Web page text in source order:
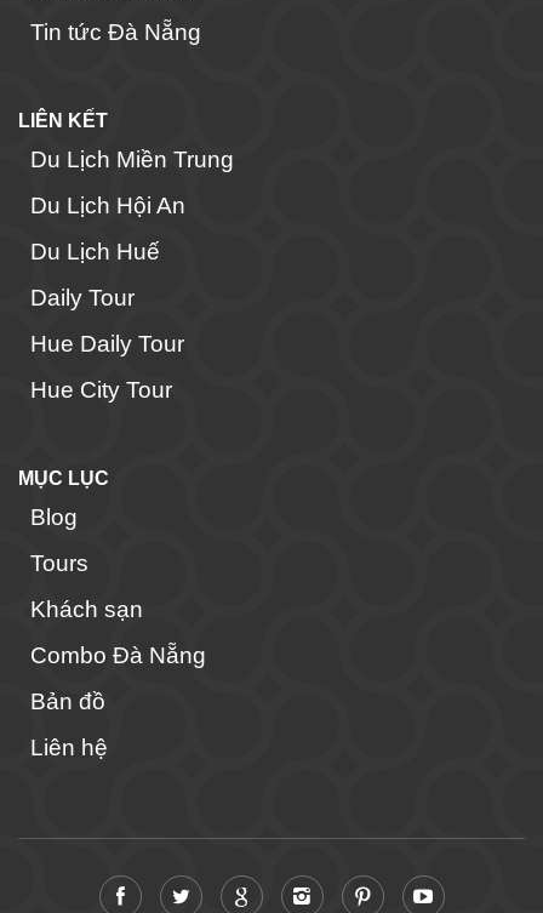
Tin tức Đà Nẵng
LIÊN KẾT
Du Lịch Miền Trung
Du Lịch Hội An
Du Lịch Huế
Daily Tour
Hue Daily Tour
Hue City Tour
MỤC LỤC
Blog
Tours
Khách sạn
Combo Đà Nẵng
Bản đồ
Liên hệ